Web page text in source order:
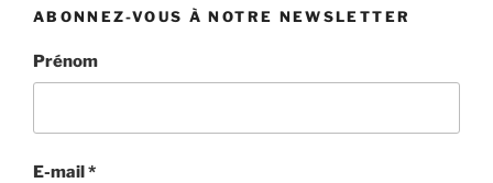
ABONNEZ-VOUS À NOTRE NEWSLETTER
Prénom
E-mail*